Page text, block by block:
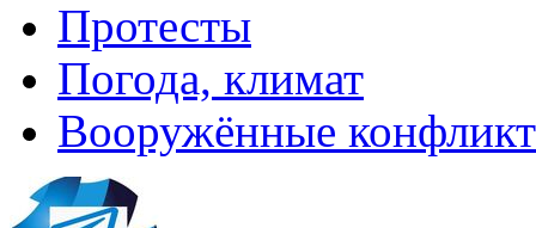
Протесты
Погода, климат
Вооружённые